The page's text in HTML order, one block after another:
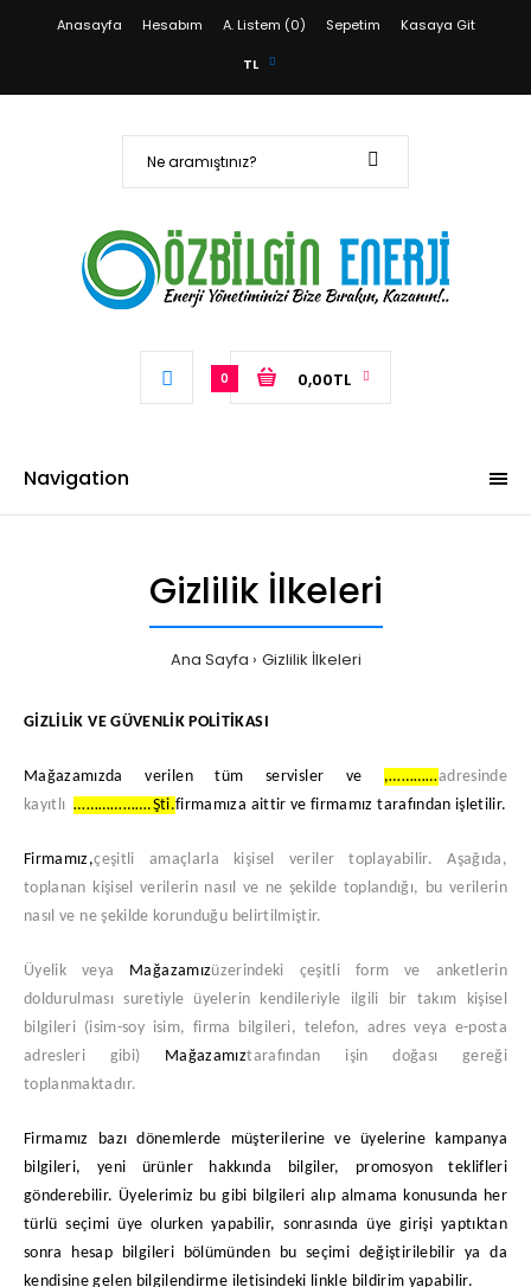
Anasayfa Hesabım A. Listem (0) Sepetim Kasaya Git
TL
0 0,00TL
Navigation
Gizlilik İlkeleri
Ana Sayfa Gizlilik İlkeleri
GİZLİLİK VE GÜVENLİK POLİTİKASI
Mağazamızda verilen tüm servisler ve ,…………adresinde
kayıtlı ……………….Şti.firmamıza aittir ve firmamız tarafından işletilir.
Firmamız,çeşitli amaçlarla kişisel veriler toplayabilir. Aşağıda,
toplanan kişisel verilerin nasıl ve ne şekilde toplandığı, bu verilerin
nasıl ve ne şekilde korunduğu belirtilmiştir.
Üyelik veya Mağazamızüzerindeki çeşitli form ve anketlerin
doldurulması suretiyle üyelerin kendileriyle ilgili bir takım kişisel
bilgileri (isim-soy isim, firma bilgileri, telefon, adres veya e-posta
adresleri gibi) Mağazamıztarafından işin doğası gereği
toplanmaktadır.
Firmamız bazı dönemlerde müşterilerine ve üyelerine kampanya
bilgileri, yeni ürünler hakkında bilgiler, promosyon teklifleri
gönderebilir. Üyelerimiz bu gibi bilgileri alıp almama konusunda her
türlü seçimi üye olurken yapabilir, sonrasında üye girişi yaptıktan
sonra hesap bilgileri bölümünden bu seçimi değiştirilebilir ya da
kendisine gelen bilgilendirme iletisindeki linkle bildirim yapabilir.